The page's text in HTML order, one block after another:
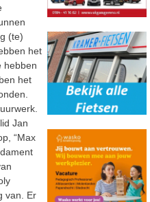
(te)
het
hebben
het
Jan
“Max
van. Er